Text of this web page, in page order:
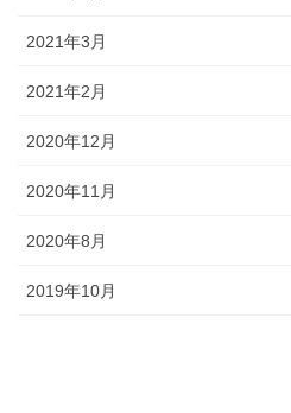
2021年3月
2021年2月
2020年12月
2020年11月
2020年8月
2019年10月